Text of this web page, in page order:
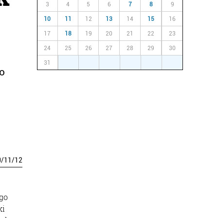
/11/12
3 4 5 6 7 8 9
10 11 12 13 14 15 16
17 18 19 20 21 22 23
24 25 26 27 28 29 30
31